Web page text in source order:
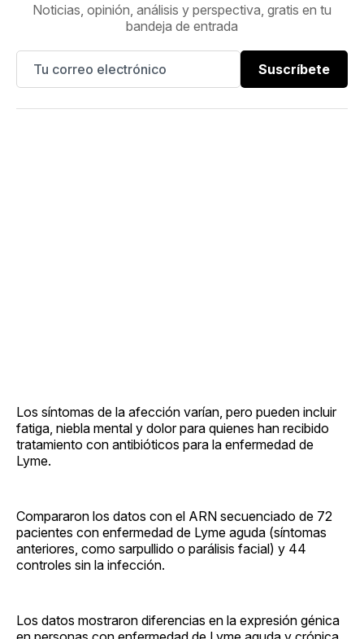
Noticias, opinión, análisis y perspectiva, gratis en tu
bandeja de entrada
Suscríbete
Los síntomas de la afección varían, pero pueden incluir
fatiga, niebla mental y dolor para quienes han recibido
tratamiento con antibióticos para la enfermedad de
Lyme.
Compararon los datos con el ARN secuenciado de 72
pacientes con enfermedad de Lyme aguda (síntomas
anteriores, como sarpullido o parálisis facial) y 44
controles sin la infección.
Los datos mostraron diferencias en la expresión génica